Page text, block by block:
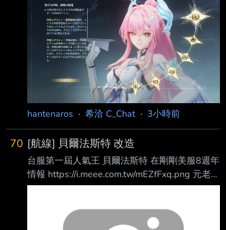
手機玩真的很痛苦 也是 有點懷念== 之前我好像
是主戰都抽不到rage quit lol
https://i.imgur.com/ALabnfD.png
https://i.imgur.com/BXm0ztI.png 小愛我好喜歡
妳！！ 成功滿鏈之後也稍微凹了一下40海維夏
不死人跟矩陣作為慶祝！
https://i.imgur.com/49iZLZ1.jpeg
https://i.imgur.com/uuAKX5V.j
hantenaros · 希洽 C_Chat· 3小時前
70 [航線] 貝爾法斯特 改造
台服第一屆人氣王 貝爾法斯特 在剛剛美服8週年
情報 https://i.meee.com.tw/mEZfFxq.png 元老改
彩+1 ----- 稅前30p * 50推不重複 --